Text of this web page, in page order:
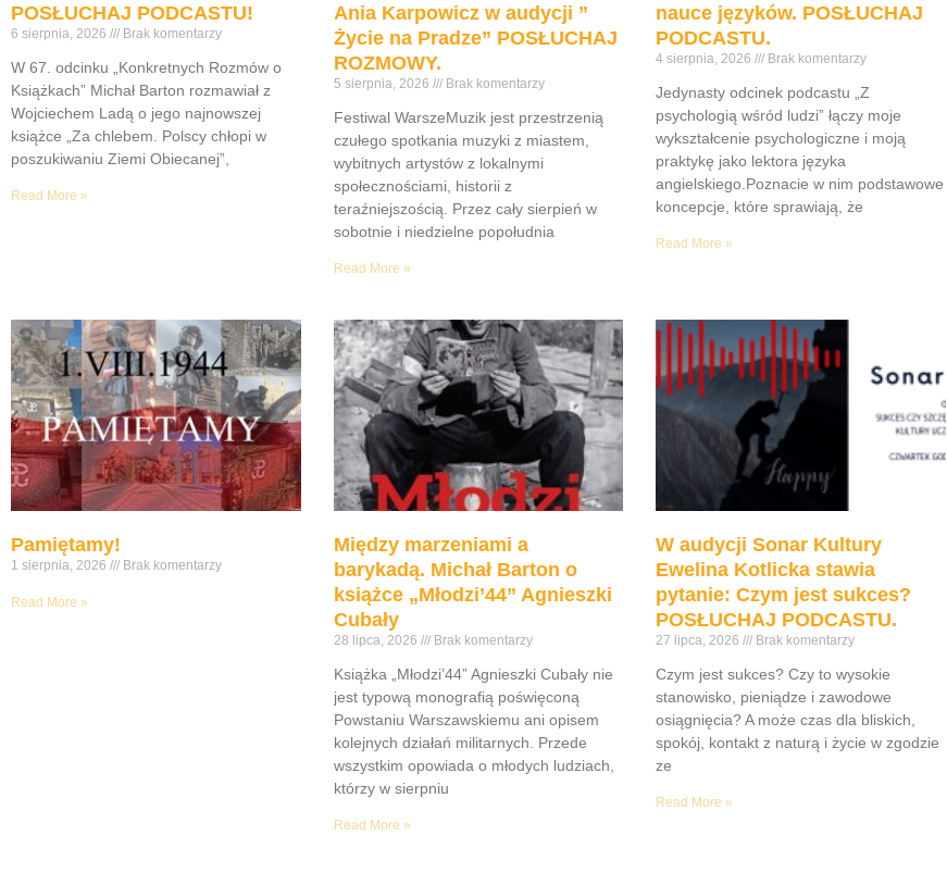
POSŁUCHAJ PODCASTU!
6 sierpnia, 2026 Brak komentarzy
W 67. odcinku „Konkretnych Rozmów o
Książkach” Michał Barton rozmawiał z
Wojciechem Ladą o jego najnowszej
książce „Za chlebem. Polscy chłopi w
poszukiwaniu Ziemi Obiecanej”,
Read More »
Ania Karpowicz w audycji ”
Życie na Pradze” POSŁUCHAJ
ROZMOWY.
5 sierpnia, 2026 Brak komentarzy
Festiwal WarszeMuzik jest przestrzenią
czułego spotkania muzyki z miastem,
wybitnych artystów z lokalnymi
społecznościami, historii z
teraźniejszością. Przez cały sierpień w
sobotnie i niedzielne popołudnia
Read More »
nauce języków. POSŁUCHAJ
PODCASTU.
4 sierpnia, 2026 Brak komentarzy
Jedynasty odcinek podcastu „Z
psychologią wśród ludzi” łączy moje
wykształcenie psychologiczne i moją
praktykę jako lektora języka
angielskiego.Poznacie w nim podstawowe
koncepcje, które sprawiają, że
Read More »
Pamiętamy!
1 sierpnia, 2026 Brak komentarzy
Read More »
Między marzeniami a
barykadą. Michał Barton o
książce „Młodzi’44” Agnieszki
Cubały
28 lipca, 2026 Brak komentarzy
Książka „Młodzi’44” Agnieszki Cubały nie
jest typową monografią poświęconą
Powstaniu Warszawskiemu ani opisem
kolejnych działań militarnych. Przede
wszystkim opowiada o młodych ludziach,
którzy w sierpniu
Read More »
W audycji Sonar Kultury
Ewelina Kotlicka stawia
pytanie: Czym jest sukces?
POSŁUCHAJ PODCASTU.
27 lipca, 2026 Brak komentarzy
Czym jest sukces? Czy to wysokie
stanowisko, pieniądze i zawodowe
osiągnięcia? A może czas dla bliskich,
spokój, kontakt z naturą i życie w zgodzie
ze
Read More »